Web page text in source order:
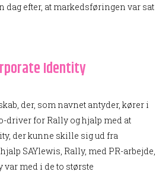
dag efter, at markedsføringen var sat
Identity
der, som navnet antyder, kører i
driver for Rally og hjalp med at
der kunne skille sig ud fra
SAYlewis, Rally, med PR-arbejde,
med i de to største